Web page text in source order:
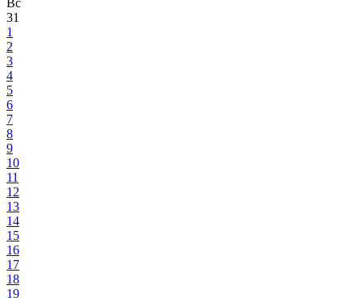
Вс
31
1
2
3
4
5
6
7
8
9
10
11
12
13
14
15
16
17
18
19